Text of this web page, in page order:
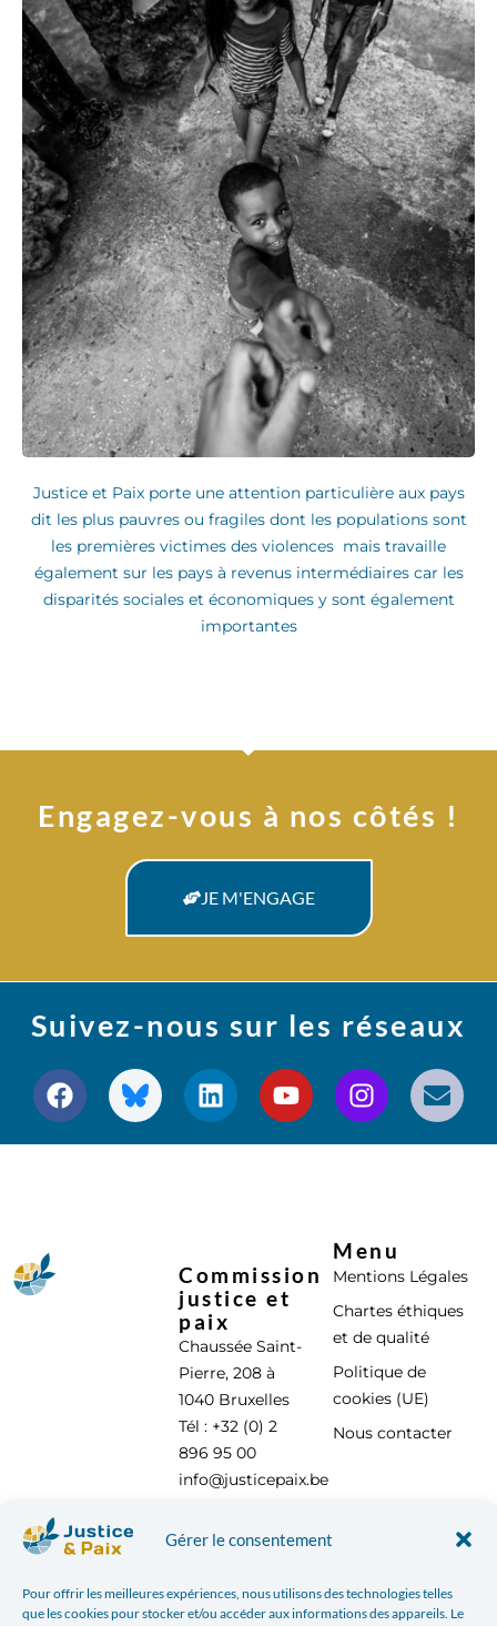
Gérer le consentement
Pour offrir les meilleures expériences, nous utilisons des technologies telles
que les cookies pour stocker et/ou accéder aux informations des appareils. Le
Justice et Paix porte une attention particulière aux pays
dit les plus pauvres ou fragiles dont les populations sont
les premières victimes des violences mais travaille
également sur les pays à revenus intermédiaires car les
disparités sociales et économiques y sont également
importantes
Engagez-vous à nos côtés !
JE M'ENGAGE
Suivez-nous sur les réseaux
Commission
justice et
paix
Chaussée Saint-
Pierre, 208 à
1040 Bruxelles
Tél : +32 (0) 2
896 95 00
info@justicepaix.be
Menu
Mentions Légales
Chartes éthiques
et de qualité
Politique de
cookies (UE)
Nous contacter